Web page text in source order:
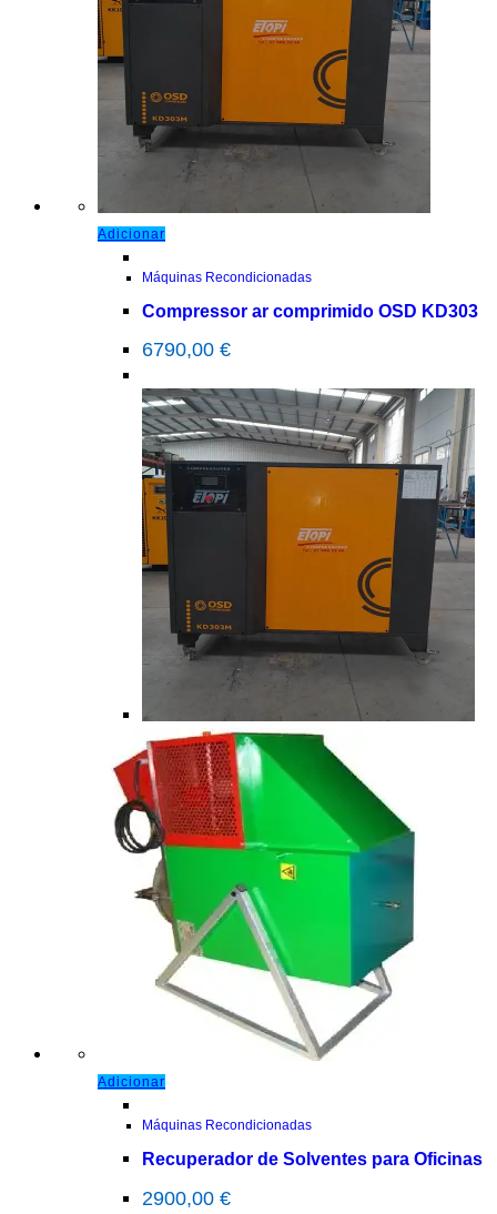
Adicionar
Máquinas Recondicionadas
Compressor ar comprimido OSD KD303
6790,00 €
Adicionar
Máquinas Recondicionadas
Recuperador de Solventes para Oficinas
2900,00 €